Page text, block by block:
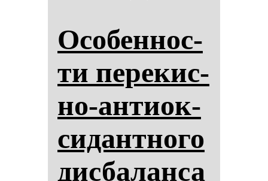
Осо­бен­нос­
ти пе­ре­кис­
но-ан­ти­ок­
си­дан­тно­го
дис­ба­лан­са